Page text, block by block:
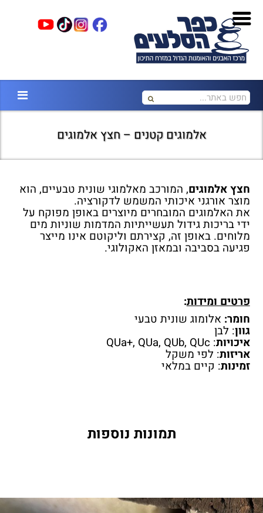
אלמוגים קטנים – חצץ אלמוגים
חצץ אלמוגים, המורכב מאלמוגי שונית טבעיים, הוא
מוצר אורגני איכותי המשמש לדקורציה.
את האלמוגים המובחרים מיוצרים באופן מפוקח על
ידי בריכות גידול תעשייתיות המדמות שוניות מים
מלוחים. באופן זה, קצירתם וליקוטם אינו מייצר
פגיעה בסביבה ובמאזן האקולוגי.
פרטים ומידות:
חומר: אלומוג שונית טבעי
גוון: לבן
איכויות: QUa+, QUa, QUb, QUc
אריזות: לפי משקל
זמינות: קיים במלאי
תמונות נוספות